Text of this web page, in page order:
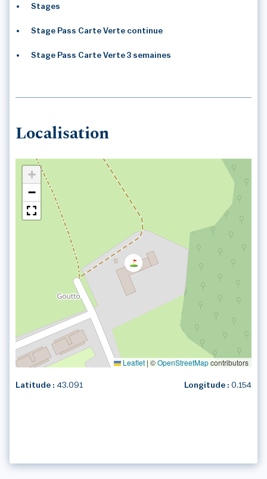
Stages
Stage Pass Carte Verte continue
Stage Pass Carte Verte 3 semaines
Localisation
+
−
Leaflet | ©OpenStreetMapcontributors
Latitude : 43.091 Longitude : 0.154